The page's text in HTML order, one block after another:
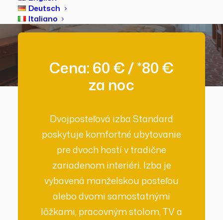
Deutsch
Italiano
Cena: 60 € / *80€
za noc
Dvojposteľová izba Standard
poskytuje komfortné ubytovanie
pre dvoch hostí v tradične
zariadenom interiéri. Izba je
vybavená manželskou posteľou
alebo dvomi samostatnými
lôžkami, pracovným stolom, TV a